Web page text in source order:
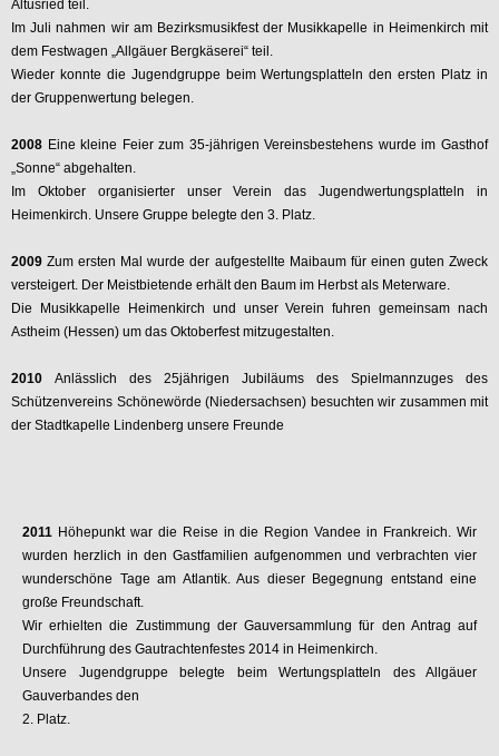
Altusried teil.
Im Juli nahmen wir am Bezirksmusikfest der Musikkapelle in Heimenkirch mit
dem Festwagen „Allgäuer Bergkäserei“ teil.
Wieder konnte die Jugendgruppe beim Wertungsplatteln den ersten Platz in
der Gruppenwertung belegen.
2008 Eine kleine Feier zum 35-jährigen Vereinsbestehens wurde im Gasthof
„Sonne“ abgehalten.
Im Oktober organisierter unser Verein das Jugendwertungsplatteln in
Heimenkirch. Unsere Gruppe belegte den 3. Platz.
2009Zum ersten Mal wurde der aufgestellte Maibaum für einen guten Zweck
versteigert. Der Meistbietende erhält den Baum im Herbst als Meterware.
Die Musikkapelle Heimenkirch und unser Verein fuhren gemeinsam nach
Astheim (Hessen) um das Oktoberfest mitzugestalten.
2010 Anlässlich des 25jährigen Jubiläums des Spielmannzuges des
Schützenvereins Schönewörde (Niedersachsen) besuchten wir zusammen mit
der Stadtkapelle Lindenberg unsere Freunde
2011 Höhepunkt war die Reise in die Region Vandee in Frankreich. Wir
wurden herzlich in den Gastfamilien aufgenommen und verbrachten vier
wunderschöne Tage am Atlantik. Aus dieser Begegnung entstand eine
große Freundschaft.
Wir erhielten die Zustimmung der Gauversammlung für den Antrag auf
Durchführung des Gautrachtenfestes 2014 in Heimenkirch.
Unsere Jugendgruppe belegte beim Wertungsplatteln des Allgäuer
Gauverbandes den
2. Platz.